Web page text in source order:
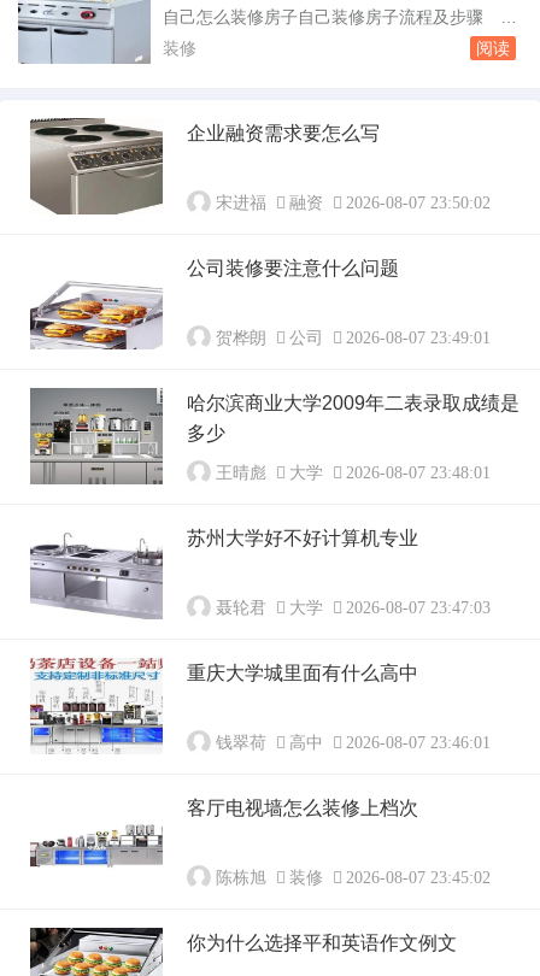
幅粉色珠帘隔断，则可增进感情、促姻缘。植物
隔断：植物隔断可阻挡煞气，还能逢凶化吉。。
自己怎么装修房子自己装修房子流程及步骤
自己装修房子的流程及步骤自己装修房子是一个
在开始装修之前，需要对房屋进行详细的设计。
这包括明确装修过程涉及的面积，特别是贴砖面
要墙。...
装修 阅读
企业融资需求要怎么写
宋进福 融资 2026-08-07 23:50:02
公司装修要注意什么问题
贺桦朗 公司 2026-08-07 23:49:01
哈尔滨商业大学2009年二表录取成绩是
多少
王晴彪 大学 2026-08-07 23:48:01
苏州大学好不好计算机专业
聂轮君 大学 2026-08-07 23:47:03
重庆大学城里面有什么高中
钱翠荷 高中 2026-08-07 23:46:01
客厅电视墙怎么装修上档次
陈栋旭 装修 2026-08-07 23:45:02
你为什么选择平和英语作文例文